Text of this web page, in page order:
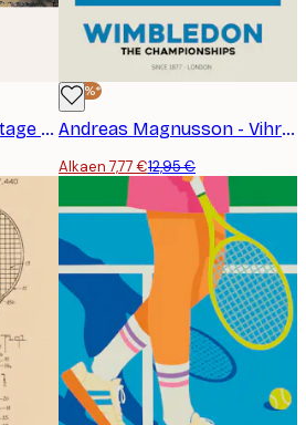
Pictufy Studio IV - Vintage Baseballin Lyönti Juliste
-40%*
Andreas Magnusson - Vihreän Kentän Tennispallo Juliste
Alkaen 7,77 €12,95 €